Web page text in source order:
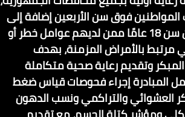
فوق سن الأربعين إضافة إلى
الشباب من سن 18 عامًا ممن لديهم عوامل خطر أو
مرتبط بالأمراض المزمنة، بهدف
وتقديم رعاية صحية متكاملة
المبادرة إجراء فحوصات قياس ضغط
العشوائي والتراكمي ونسب الدهون